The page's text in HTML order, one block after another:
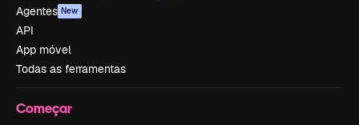
Agentes New
API
App móvel
Todas as ferramentas
Começar